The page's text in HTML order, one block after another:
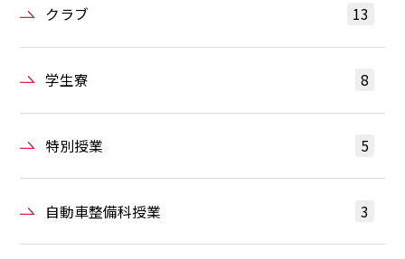
クラブ 13
学生寮 8
特別授業 5
自動車整備科授業 3